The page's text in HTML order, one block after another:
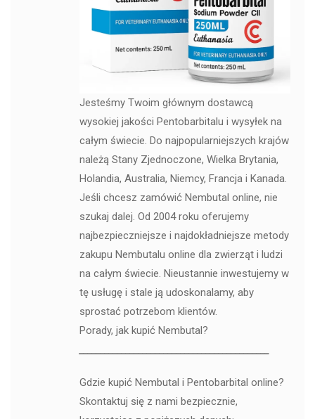
Jesteśmy Twoim głównym dostawcą
wysokiej jakości Pentobarbitalu i wysyłek na
całym świecie. Do najpopularniejszych krajów
należą Stany Zjednoczone, Wielka Brytania,
Holandia, Australia, Niemcy, Francja i Kanada.
Jeśli chcesz zamówić Nembutal online, nie
szukaj dalej. Od 2004 roku oferujemy
najbezpieczniejsze i najdokładniejsze metody
zakupu Nembutalu online dla zwierząt i ludzi
na całym świecie. Nieustannie inwestujemy w
tę usługę i stale ją udoskonalamy, aby
sprostać potrzebom klientów.
Porady, jak kupić Nembutal?
Gdzie kupić Nembutal i Pentobarbital online?
Skontaktuj się z nami bezpiecznie,